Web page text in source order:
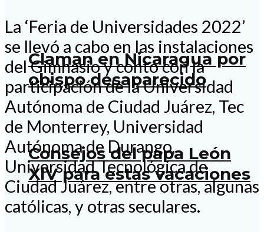
Claman en Nicaragua por
obispo desaparecido
Consejos del papa León
XIV para estas vacaciones
La ‘Feria de Universidades 2022’
se llevó a cabo en las instalaciones
del Gimnasio y contó con la
participación de la Universidad
Autónoma de Ciudad Juárez, Tec
de Monterrey, Universidad
Autónoma de Durango,
Universidad Tecnológica de
Ciudad Juárez, entre otras, algunas
católicas, y otras seculares.